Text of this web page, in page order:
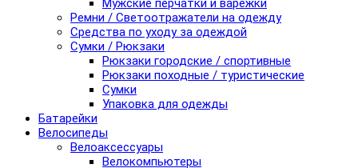
Мужские перчатки и варежки
Ремни / Светоотражатели на одежду
Средства по уходу за одеждой
Сумки / Рюкзаки
Рюкзаки городские / спортивные
Рюкзаки походные / туристические
Сумки
Упаковка для одежды
Батарейки
Велосипеды
Велоаксессуары
Велокомпьютеры